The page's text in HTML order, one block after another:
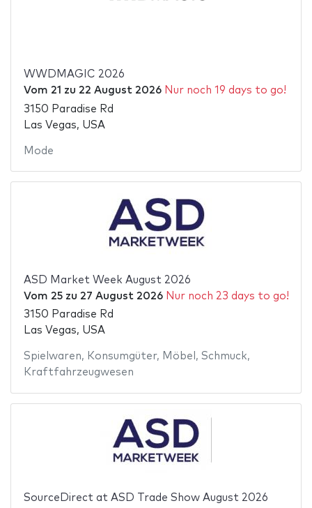
WWDMAGIC 2026
Vom 21 zu 22 August 2026 Nur noch 19 days to go!
3150 Paradise Rd
Las Vegas, USA
Mode
ASD Market Week August 2026
Vom 25zu 27 August 2026 Nur noch 23 days to go!
3150 Paradise Rd
Las Vegas, USA
Spielwaren, Konsumgüter, Möbel , Schmuck,
Kraftfahrzeugwesen
SourceDirect at ASD Trade Show August 2026